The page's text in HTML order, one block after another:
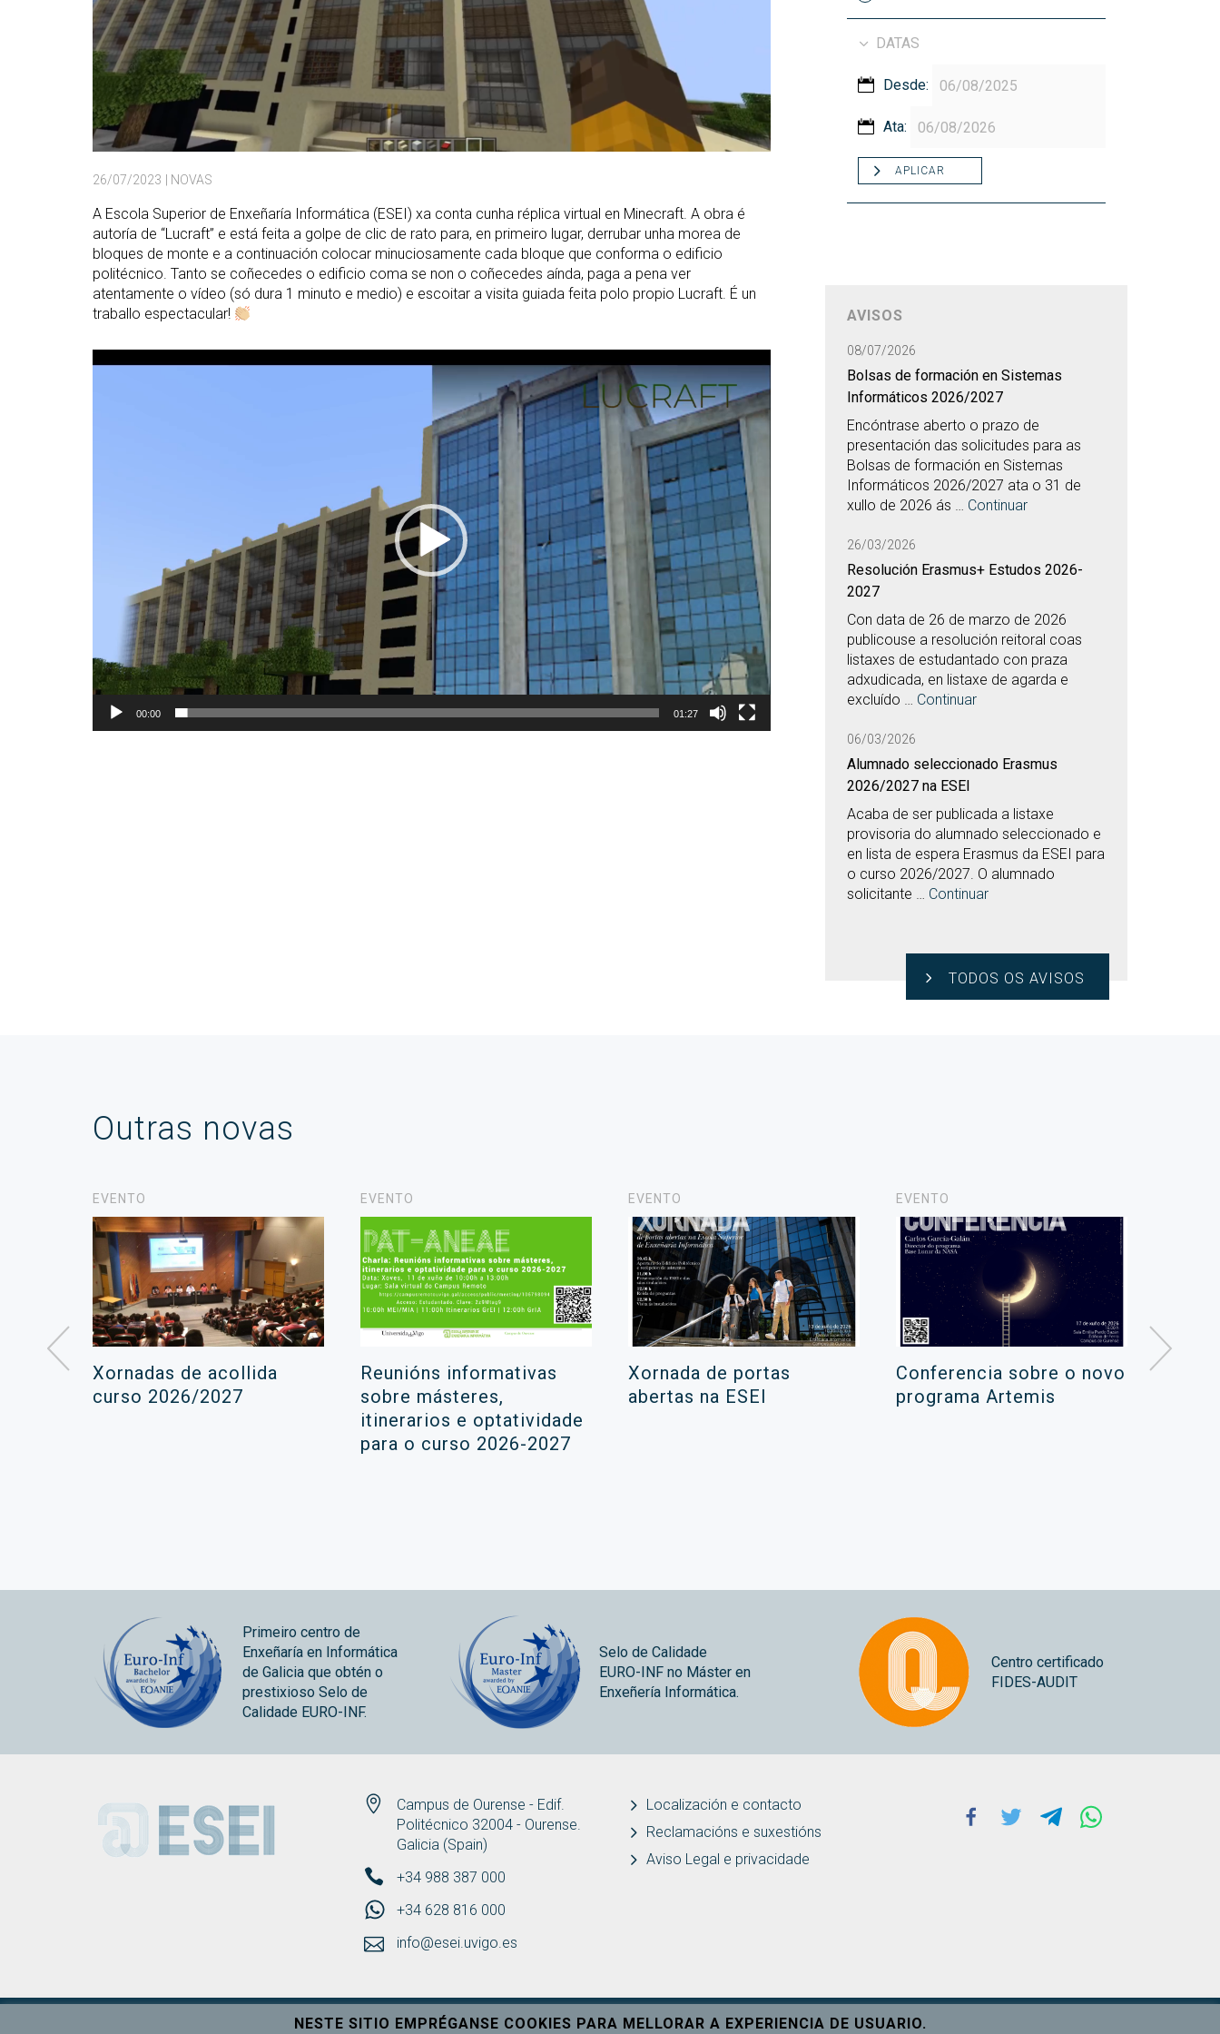
26/07/2023 | NOVAS
A Escola Superior de Enxeñaría Informática (ESEI) xa conta cunha réplica virtual en Minecraft. A obra é
autoría de “Lucraft” e está feita a golpe de clic de rato para, en primeiro lugar, derrubar unha morea de
bloques de monte e a continuación colocar minuciosamente cada bloque que conforma o edificio
politécnico. Tanto se coñecedes o edificio coma se non o coñecedes aínda, paga a pena ver
atentamente o vídeo (só dura 1 minuto e medio) e escoitar a visita guiada feita polo propio Lucraft. É un
traballo espectacular!
00:00 01:27
DATAS
Desde:
Ata:
APLICAR
AVISOS
08/07/2026
Bolsas de formación en Sistemas
Informáticos 2026/2027
Encóntrase aberto o prazo de
presentación das solicitudes para as
Bolsas de formación en Sistemas
Informáticos 2026/2027 ata o 31 de
xullo de 2026 ás … Continuar
26/03/2026
Resolución Erasmus+ Estudos 2026-
2027
Con data de 26 de marzo de 2026
publicouse a resolución reitoral coas
listaxes de estudantado con praza
adxudicada, en listaxe de agarda e
excluído … Continuar
06/03/2026
Alumnado seleccionado Erasmus
2026/2027 na ESEI
Acaba de ser publicada a listaxe
provisoria do alumnado seleccionado e
en lista de espera Erasmus da ESEI para
o curso 2026/2027. O alumnado
solicitante … Continuar
TODOS OS AVISOS
Outras novas
EVENTO
Xornadas de acollida
curso 2026/2027
EVENTO
Reunións informativas
sobre másteres,
itinerarios e optatividade
para o curso 2026-2027
EVENTO
Xornada de portas
abertas na ESEI
EVENTO
Conferencia sobre o novo
programa Artemis
Primeiro centro de
Enxeñaría en Informática
de Galicia que obtén o
prestixioso Selo de
Calidade EURO-INF.
Selo de Calidade
EURO-INF no Máster en
Enxeñería Informática.
Centro certificado
FIDES-AUDIT
ESEI
Campus de Ourense - Edif.
Politécnico 32004 - Ourense.
Galicia (Spain)
+34 988 387 000
+34 628 816 000
info@esei.uvigo.es
Localización e contacto
Reclamacións e suxestións
Aviso Legal e privacidade
Facebook
Twitter Telegram
NESTE SITIO EMPRÉGANSE COOKIES PARA MELLORAR A EXPERIENCIA DE USUARIO.